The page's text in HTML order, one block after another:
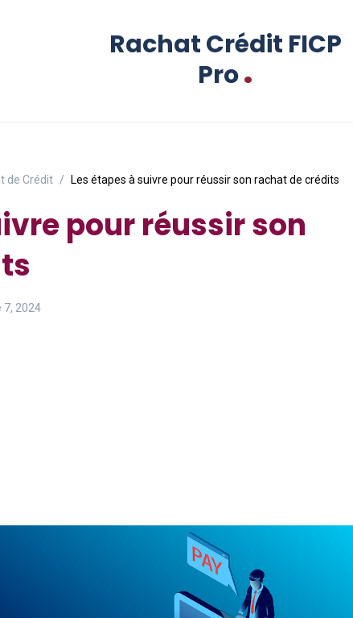
Rachat Crédit FICP
Pro.
de Crédit Les étapes à suivre pour réussir son rachat de crédits
pour réussir son
7, 2024